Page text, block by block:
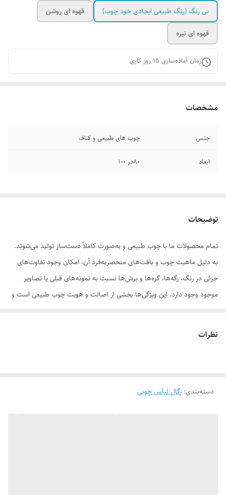
بی رنگ (رنگ طبیعی ایجادی خود چوب)
قهوه ای روشن
قهوه ای تیره
زمان آماده‌سازی 15 روز کاری
مشخصات
جنس چوب های طبیعی و کناف
ابعاد ۸۰در ۱۰۰
توضیحات
تمام محصولات ما با چوب طبیعی و به‌صورت کاملاً دست‌ساز تولید می‌شوند.
به دلیل ماهیت چوب و بافت‌های منحصر‌به‌فرد آن، امکان وجود تفاوت‌های
جزئی در رنگ، رگه‌ها، گره‌ها و برش‌ها نسبت به نمونه‌های قبلی یا تصاویر
موجود وجود دارد. این ویژگی‌ها بخشی از اصالت و هویت چوب طبیعی است و
لطفاً پیش از ثبت سفارش، تصاویر کارگاهی هر محصول را بررسی کنید. ثبت
نظرات
دسته‌بندی: رگال لباس چوبی